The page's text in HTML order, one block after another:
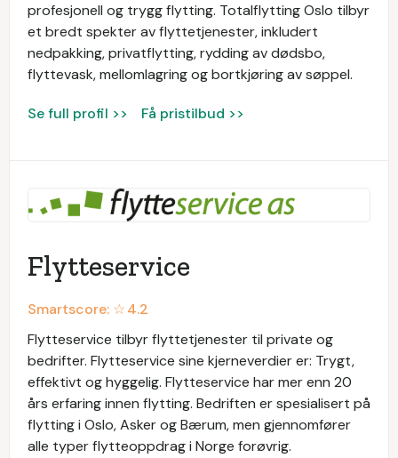
profesjonell og trygg flytting. Totalflytting Oslo tilbyr
et bredt spekter av flyttetjenester, inkludert
nedpakking, privatflytting, rydding av dødsbo,
flyttevask, mellomlagring og bortkjøring av søppel.
Se full profil >> Få pristilbud >>
Flytteservice
Smartscore: ☆4.2
Flytteservice tilbyr flyttetjenester til private og
bedrifter. Flytteservice sine kjerneverdier er: Trygt,
effektivt og hyggelig. Flytteservice har mer enn 20
års erfaring innen flytting. Bedriften er spesialisert på
flytting i Oslo, Asker og Bærum, men gjennomfører
alle typer flytteoppdrag i Norge forøvrig.